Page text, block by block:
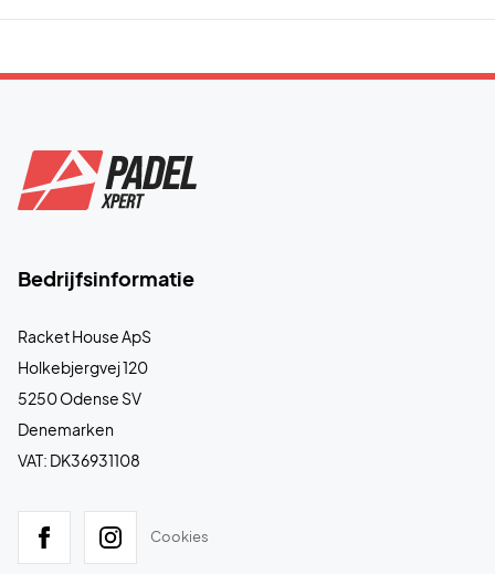
Bedrijfsinformatie
Racket House ApS
Holkebjergvej 120
5250 Odense SV
Denemarken
VAT: DK36931108
Cookies